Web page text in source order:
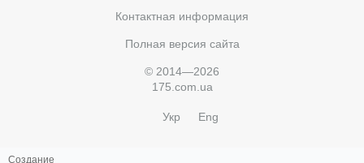
Контактная информация
Полная версия сайта
© 2014—2026
175.com.ua
Укр Eng
Создание